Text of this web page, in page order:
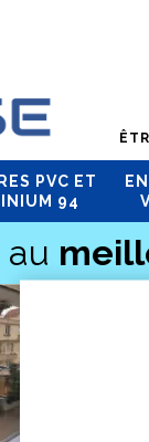
PVC ET
94
au